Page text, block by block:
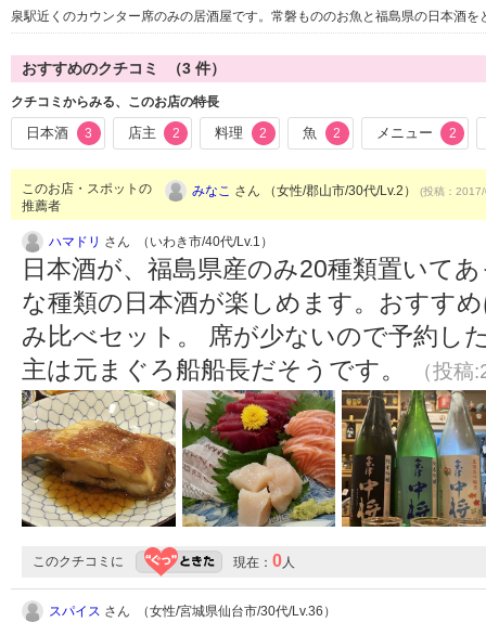
泉駅近くのカウンター席のみの居酒屋です。常磐もののお魚と福島県の日本酒
おすすめのクチコミ （3 件）
クチコミからみる、このお店の特長
日本酒 3 店主 2 料理 2 魚 2 メニュー 2
このお店・スポットの
推薦者
みなこ さん （女性/郡山市/30代/Lv.2） (投稿：
ハマドリ さん （いわき市/40代/Lv.1）
日本酒が、福島県産のみ20種類置いて
な種類の日本酒が楽しめます。おすす
み比べセット。 席が少ないので予約し
主は元まぐろ船船長だそうです。
（投
このクチコミに 現在： 0 人
スパイス さん （女性/宮城県仙台市/30代/Lv.36）